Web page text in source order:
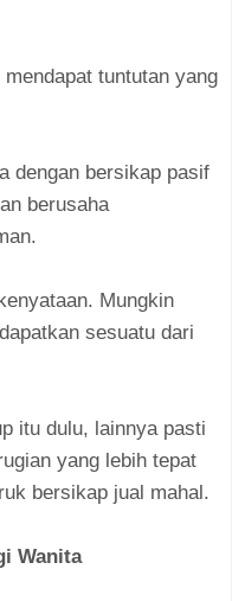
tuntutan yang
dengan bersikap pasif
berusaha
Mungkin
sesuatu dari
itu dulu, lainnya pasti
yang lebih tepat
bersikap jual mahal.
Wanita